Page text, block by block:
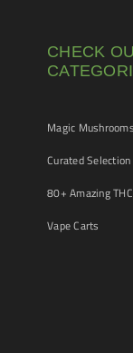
CHECK
Magic Mushrooms
Curated
80+ Amazing
Vape Carts